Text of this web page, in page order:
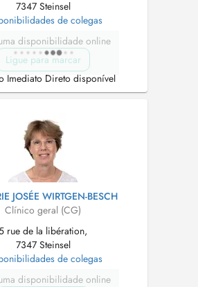
7347 Steinsel
de colegas
disponibilidade online
Ligue para marcar
Imediato Direto disponível
JOSÉE WIRTGEN-BESCH
Clínico geral (CG)
rue de la libération,
7347 Steinsel
de colegas
disponibilidade online